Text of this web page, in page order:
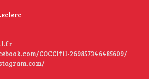
COCCIfil-269857346485609/